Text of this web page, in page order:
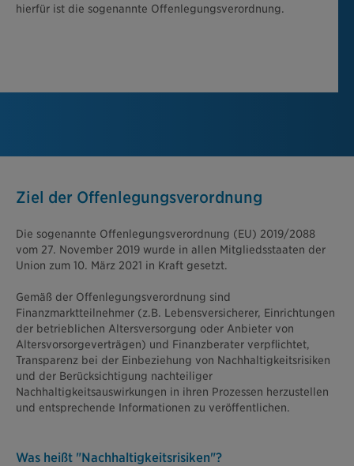
hierfür ist die sogenannte Offenlegungsverordnung.
Ziel der Offenlegungsverordnung
Die sogenannte Offenlegungsverordnung (EU) 2019/2088
vom 27. November 2019 wurde in allen Mitgliedsstaaten der
Union zum 10. März 2021 in Kraft gesetzt.
Gemäß der Offenlegungsverordnung sind
Finanzmarktteilnehmer (z.B. Lebensversicherer, Einrichtungen
der betrieblichen Altersversorgung oder Anbieter von
Altersvorsorgeverträgen) und Finanzberater verpflichtet,
Transparenz bei der Einbeziehung von Nachhaltigkeitsrisiken
und der Berücksichtigung nachteiliger
Nachhaltigkeitsauswirkungen in ihren Prozessen herzustellen
und entsprechende Informationen zu veröffentlichen.
Was heißt "Nachhaltigkeitsrisiken"?